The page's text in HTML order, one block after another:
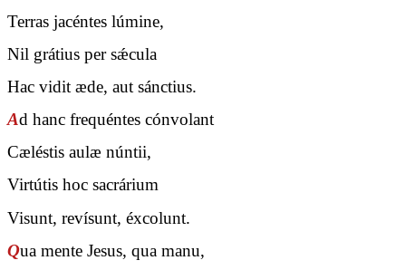
Terras jacéntes lúmine,
Nil grátius per sǽcula
Hac vidit æde, aut sánctius.
Ad hanc frequéntes cónvolant
Cæléstis aulæ núntii,
Virtútis hoc sacrárium
Visunt, revísunt, éxcolunt.
Qua mente Jesus, qua manu,